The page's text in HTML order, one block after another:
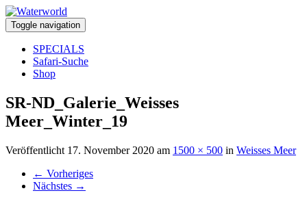
Toggle navigation
SPECIALS
Safari-Suche
Shop
SR-ND_Galerie_Weisses
Meer_Winter_19
Veröffentlicht 17. November 2020 am 1500 × 500 in Weisses Meer
← Vorheriges
Nächstes →